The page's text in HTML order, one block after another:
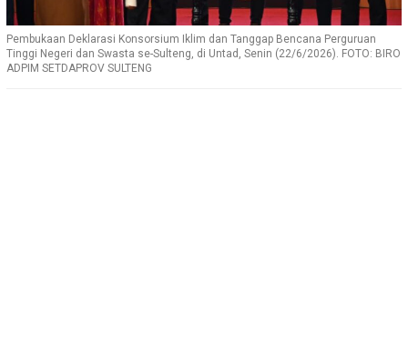
Pembukaan Deklarasi Konsorsium Iklim dan Tanggap Bencana Perguruan
Tinggi Negeri dan Swasta se-Sulteng, di Untad, Senin (22/6/2026). FOTO: BIRO
ADPIM SETDAPROV SULTENG